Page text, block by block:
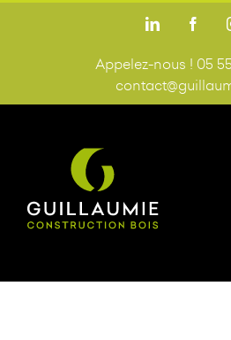
LinkedIn
Appelez-nous ! 05